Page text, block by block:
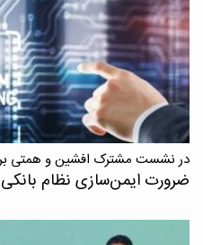
در نشست مشترک افشین و همتی
ضرورت ایمن‌سازی نظام بانکی